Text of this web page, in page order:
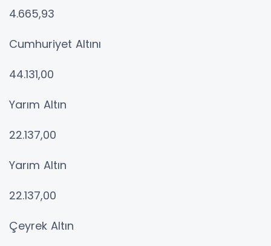
4.665,93
Cumhuriyet Altını
44.131,00
Yarım Altın
22.137,00
Yarım Altın
22.137,00
Çeyrek Altın